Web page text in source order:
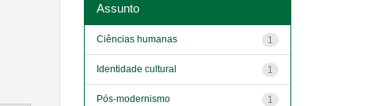
Assunto
1
Ciências humanas
1
Identidade cultural
1
Pós-modernismo